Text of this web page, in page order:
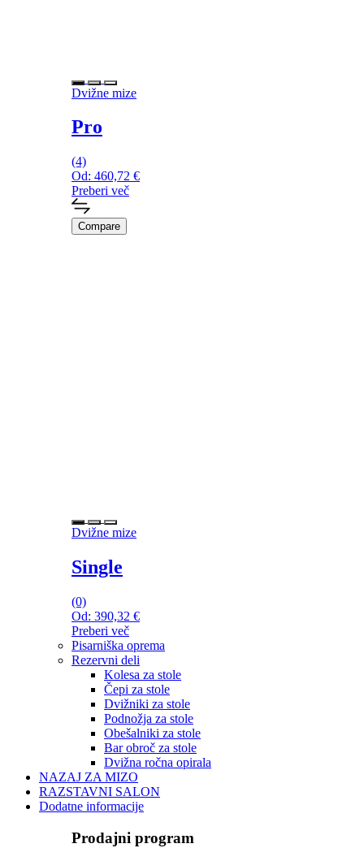
Dvižne mize
Pro
(4)
Od: 460,72 €
Preberi več
Compare
Dvižne mize
Single
(0)
Od: 390,32 €
Preberi več
Pisarniška oprema
Rezervni deli
Kolesa za stole
Čepi za stole
Dvižniki za stole
Podnožja za stole
Obešalniki za stole
Bar obroč za stole
Dvižna ročna opirala
NAZAJ ZA MIZO
RAZSTAVNI SALON
Dodatne informacije
Prodajni program